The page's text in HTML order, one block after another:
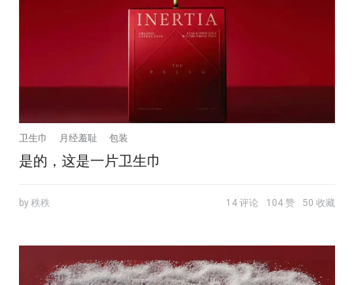
卫生巾 月经羞耻 包装
是的，这是一片卫生巾
by 秩秩 14 评论 104 赞 50 收藏